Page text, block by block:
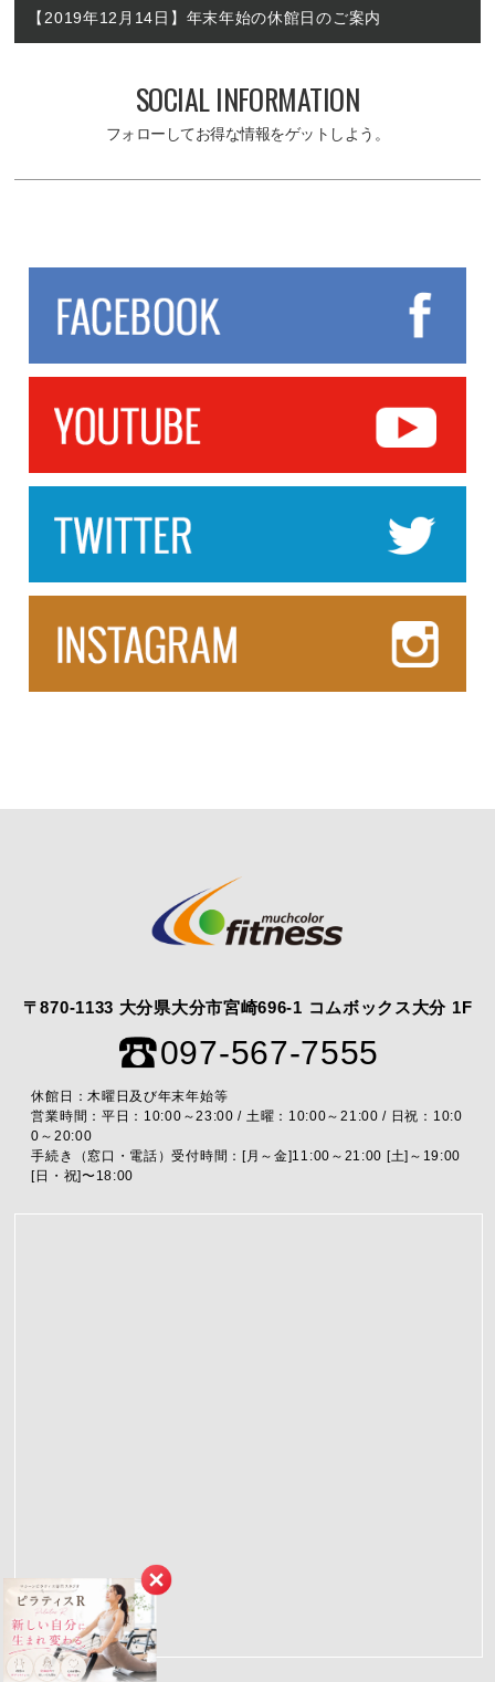
【2019年12月14日】年末年始の休館日のご案内
SOCIAL INFORMATION
フォローしてお得な情報をゲットしよう。
〒870-1133 大分県大分市宮崎696-1 コムボックス大分 1F
097-567-7555
休館日：木曜日及び年末年始等
営業時間：平日：10:00～23:00 / 土曜：10:00～21:00 / 日祝：10:0
0～20:00
手続き（窓口・電話）受付時間：[月～金]11:00～21:00 [土]～19:00
[日・祝]〜18:00